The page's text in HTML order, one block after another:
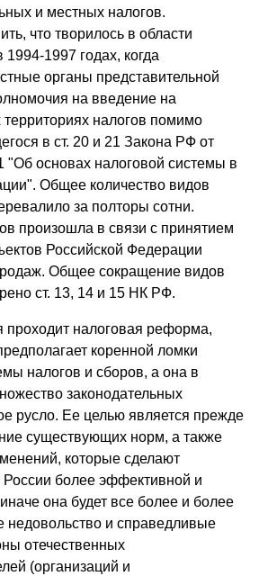
и местных налогов.
что творилось в области
1994-1997 годах, когда
органы представительной
на введение на
налогов помимо
в ст. 20 и 21 Закона РФ от
"Об основах налоговой системы в
Общее количество видов
за полторы сотни.
произошла в связи с принятием
Российской Федерации
Общее сокращение видов
ст. 13, 14 и 15 НК РФ.
проходит налоговая реформа,
коренной ломки
налогов и сборов, а она в
законодательных
русло. Ее целью является прежде
существующих норм, а также
которые сделают
России более эффективной и
она будет все более и более
недовольство и справедливые
отечественных
(организаций и